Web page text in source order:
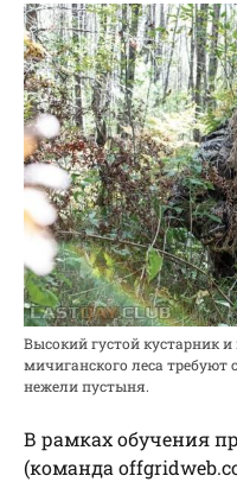
Высокий густой кустарник
мичиганского леса
нежели пустыня.
В рамках обучения
(команда